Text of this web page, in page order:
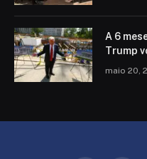
A 6
Trump
maio 20,